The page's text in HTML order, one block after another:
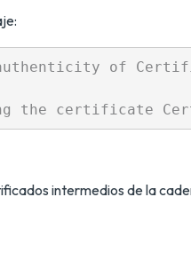
of
intermedios de la